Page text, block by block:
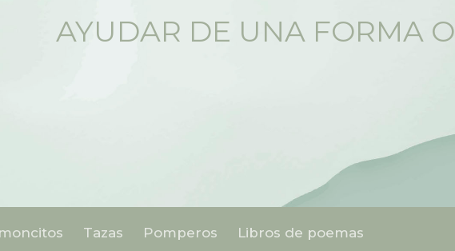
AYUDAR DE UNA FORMA
Tazas Pomperos Libros de poemas